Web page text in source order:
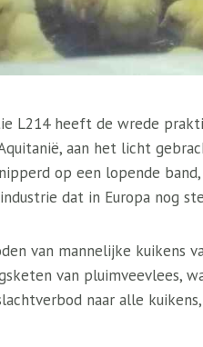
L214 heeft de wrede
aan het licht
op een lopende
dat in Europa nog
van mannelijke kuikens
van pluimveevlees,
naar alle